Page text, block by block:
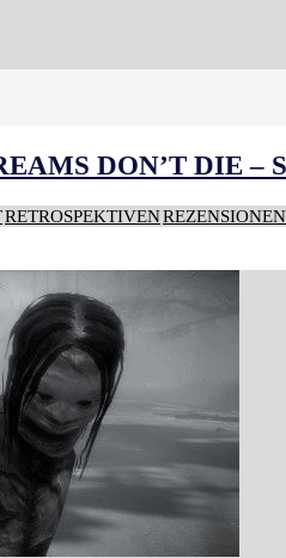
DON’T DIE –
RETROSPEKTIVENREZENSIONEN